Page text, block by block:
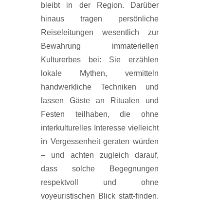
bleibt in der Region. Darüber
hinaus tragen persönliche
Reiseleitungen wesentlich zur
Bewahrung immateriellen
Kulturerbes bei: Sie erzählen
lokale Mythen, vermitteln
handwerkliche Techniken und
lassen Gäste an Ritualen und
Festen teilhaben, die ohne
interkulturelles Interesse vielleicht
in Vergessenheit geraten würden
– und achten zugleich darauf,
dass solche Begegnungen
respektvoll und ohne
voyeuristischen Blick statt-finden.